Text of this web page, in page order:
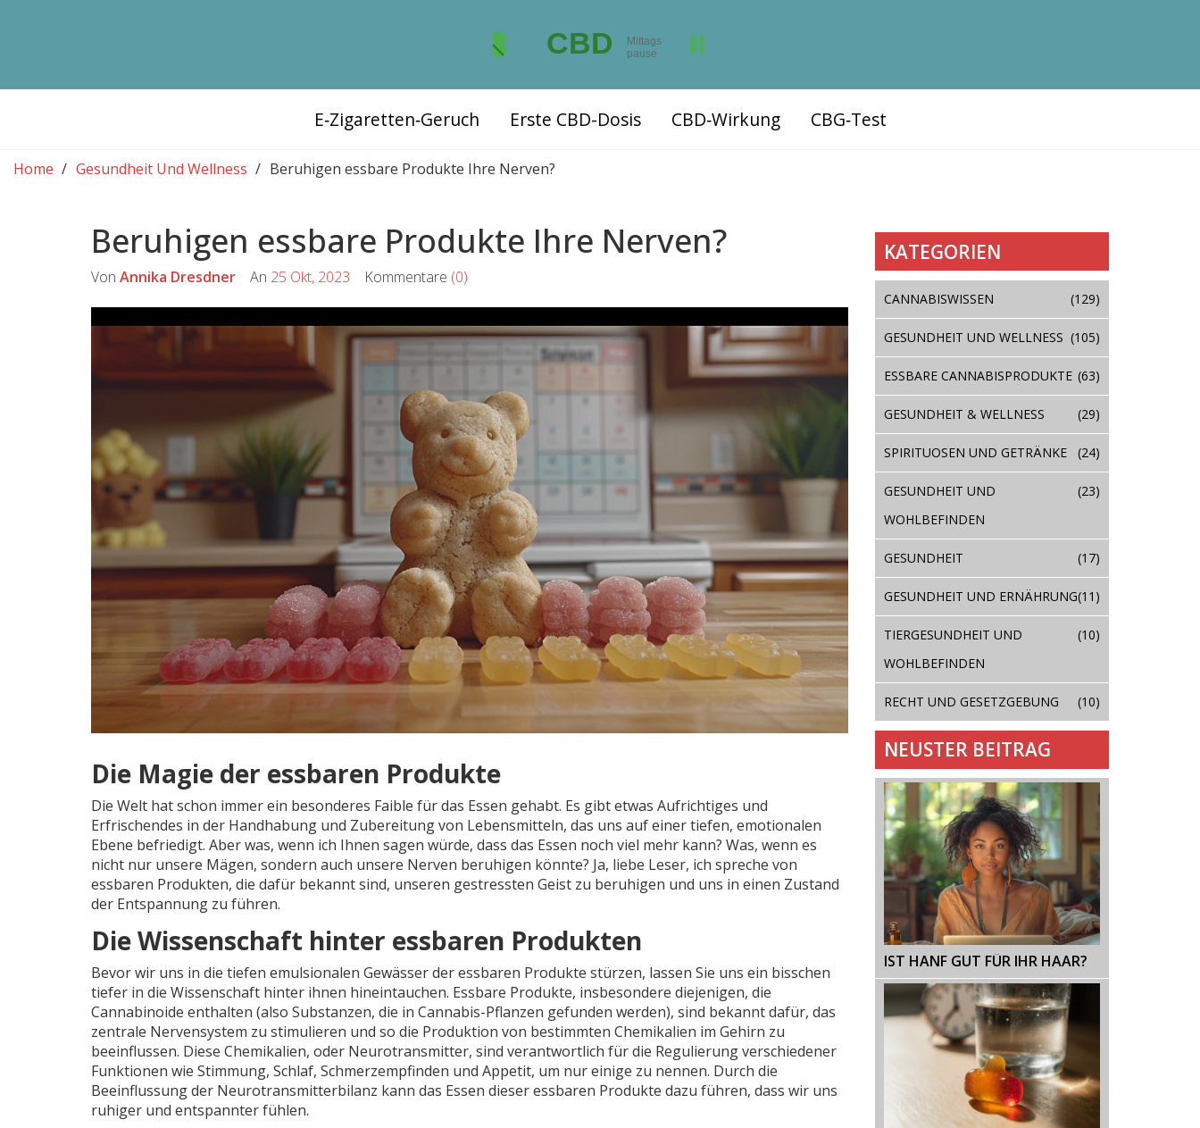
E‑Zigaretten‑Geruch Erste CBD-Dosis CBD‑Wirkung CBG‑Test
Home Gesundheit Und Wellness Beruhigen essbare Produkte Ihre Nerven?
Beruhigen essbare Produkte Ihre Nerven?
Von Annika Dresdner An 25 Okt, 2023 Kommentare (0)
Die Magie der essbaren Produkte
Die Welt hat schon immer ein besonderes Faible für das Essen gehabt. Es gibt etwas Aufrichtiges und
Erfrischendes in der Handhabung und Zubereitung von Lebensmitteln, das uns auf einer tiefen, emotionalen
Ebene befriedigt. Aber was, wenn ich Ihnen sagen würde, dass das Essen noch viel mehr kann? Was, wenn es
nicht nur unsere Mägen, sondern auch unsere Nerven beruhigen könnte? Ja, liebe Leser, ich spreche von
essbaren Produkten, die dafür bekannt sind, unseren gestressten Geist zu beruhigen und uns in einen Zustand
der Entspannung zu führen.
Die Wissenschaft hinter essbaren Produkten
Bevor wir uns in die tiefen emulsionalen Gewässer der essbaren Produkte stürzen, lassen Sie uns ein bisschen
tiefer in die Wissenschaft hinter ihnen hineintauchen. Essbare Produkte, insbesondere diejenigen, die
Cannabinoide enthalten (also Substanzen, die in Cannabis-Pflanzen gefunden werden), sind bekannt dafür, das
zentrale Nervensystem zu stimulieren und so die Produktion von bestimmten Chemikalien im Gehirn zu
beeinflussen. Diese Chemikalien, oder Neurotransmitter, sind verantwortlich für die Regulierung verschiedener
Funktionen wie Stimmung, Schlaf, Schmerzempfinden und Appetit, um nur einige zu nennen. Durch die
Beeinflussung der Neurotransmitterbilanz kann das Essen dieser essbaren Produkte dazu führen, dass wir uns
ruhiger und entspannter fühlen.
KATEGORIEN
CANNABISWISSEN (129)
GESUNDHEIT UND WELLNESS (105)
ESSBARE CANNABISPRODUKTE (63)
GESUNDHEIT & WELLNESS (29)
SPIRITUOSEN UND GETRÄNKE (24)
GESUNDHEIT UND
WOHLBEFINDEN
(23)
GESUNDHEIT (17)
GESUNDHEIT UND ERNÄHRUNG(11)
TIERGESUNDHEIT UND
WOHLBEFINDEN
(10)
RECHT UND GESETZGEBUNG (10)
NEUSTER BEITRAG
IST HANF GUT FÜR IHR HAAR?